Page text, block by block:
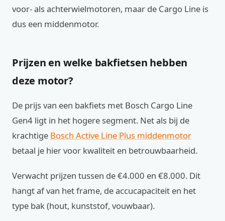
voor- als achterwielmotoren, maar de Cargo Line is
dus een middenmotor.
Prijzen en welke bakfietsen hebben
deze motor?
De prijs van een bakfiets met Bosch Cargo Line
Gen4 ligt in het hogere segment. Net als bij de
krachtige Bosch Active Line Plus middenmotor
betaal je hier voor kwaliteit en betrouwbaarheid.
Verwacht prijzen tussen de €4.000 en €8.000. Dit
hangt af van het frame, de accucapaciteit en het
type bak (hout, kunststof, vouwbaar).